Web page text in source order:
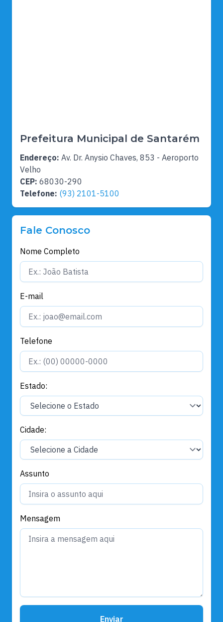
Prefeitura Municipal de Santarém
Endereço: Av. Dr. Anysio Chaves, 853 - Aeroporto
Velho
CEP: 68030-290
Telefone: (93) 2101-5100
Fale Conosco
Nome Completo
E-mail
Telefone
Estado:
Cidade:
Assunto
Mensagem
Enviar